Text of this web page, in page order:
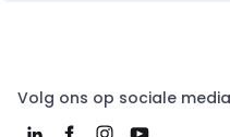
Volg ons op sociale media